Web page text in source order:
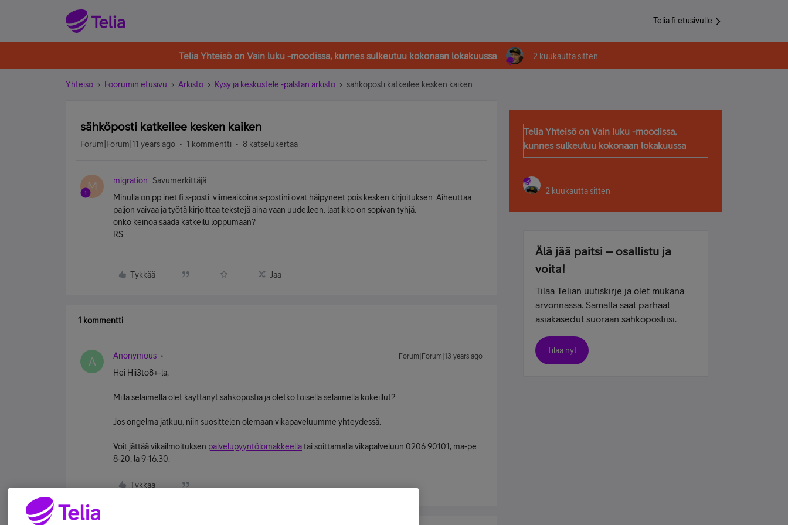
Telia.fi etusivulle
Telia Yhteisö on Vain luku -moodissa, kunnes sulkeutuu kokonaan lokakuussa 2 kuukautta sitten
Yhteisö Foorumin etusivu Arkisto Kysy ja keskustele -palstan arkisto sähköposti katkeilee kesken kaiken
sähköposti katkeilee kesken kaiken
Forum|Forum|11 years ago 1 kommentti 8 katselukertaa
M migration
Savumerkittäjä
Minulla on pp.inet.fi s-posti. viimeaikoina s-postini ovat häipyneet pois kesken kirjoituksen. Aiheuttaa
paljon vaivaa ja työtä kirjoittaa tekstejä aina vaan uudelleen. laatikko on sopivan tyhjä.
onko keinoa saada katkeilu loppumaan?
RS.
Tykkää Jaa
1 kommentti
A Anonymous Forum|Forum|13 years ago
Hei Hii3to8+-la,
Millä selaimella olet käyttänyt sähköpostia ja oletko toisella selaimella kokeillut?
Jos ongelma jatkuu, niin suosittelen olemaan vikapaveluumme yhteydessä.
Voit jättää vikailmoituksen palvelupyyntölomakkeellatai soittamalla vikapalveluun 0206 90101, ma-pe
8-20, la 9-16.30.
Tykkää
Telia Yhteisö on Vain luku -moodissa,
kunnes sulkeutuu kokonaan lokakuussa
2 kuukautta sitten
Älä jää paitsi – osallistu ja
voita!
Tilaa Telian uutiskirje ja olet mukana
arvonnassa. Samalla saat parhaat
asiakasedut suoraan sähköpostiisi.
Tilaa nyt